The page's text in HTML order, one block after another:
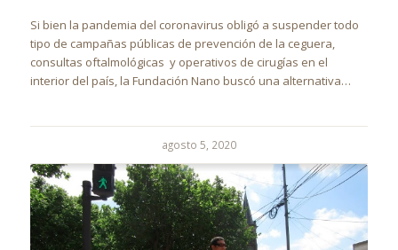
Si bien la pandemia del coronavirus obligó a suspender todo
tipo de campañas públicas de prevención de la ceguera,
consultas oftalmológicas y operativos de cirugías en el
interior del país, la Fundación Nano buscó una alternativa…
agosto 5, 2020